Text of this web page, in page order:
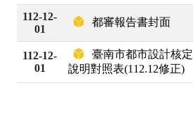
112-12-
01
都審報告書封面
112-12-
01
臺南市都市設計核
說明對照表(112.12修正)